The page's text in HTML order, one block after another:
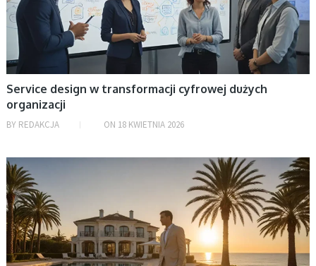
Service design w transformacji cyfrowej dużych
organizacji
BY REDAKCJA ON 18 KWIETNIA 2026
BEZ KATEGORII